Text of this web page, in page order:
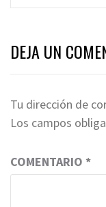
DEJA UN
Tu dirección de
Los campos
COMENTARIO *